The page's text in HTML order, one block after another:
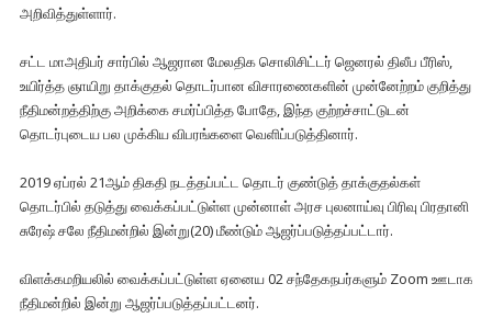
அறிவித்துள்ளார்.
சட்ட மாஅதிபர் சார்பில் ஆஜரான மேலதிக சொலிசிட்டர் ஜெனரல் திலீப பீரிஸ்,
உயிர்த்த ஞாயிறு தாக்குதல் தொடர்பான விசாரணைகளின் முன்னேற்றம் குறித்து
நீதிமன்றத்திற்கு அறிக்கை சமர்ப்பித்த போதே, இந்த குற்றச்சாட்டுடன்
தொடர்புடைய பல முக்கிய விபரங்களை வெளிப்படுத்தினார்.
2019 ஏப்ரல் 21ஆம் திகதி நடத்தப்பட்ட தொடர் குண்டுத் தாக்குதல்கள்
தொடர்பில் தடுத்து வைக்கப்பட்டுள்ள முன்னாள் அரச புலனாய்வு பிரிவு பிரதானி
சுரேஷ் சலே நீதிமன்றில் இன்று(20) மீண்டும் ஆஜர்ப்படுத்தப்பட்டார்.
விளக்கமறியலில் வைக்கப்பட்டுள்ள ஏனைய 02 சந்தேகநபர்களும் Zoom ஊடாக
நீதிமன்றில் இன்று ஆஜர்ப்படுத்தப்பட்டனர்.